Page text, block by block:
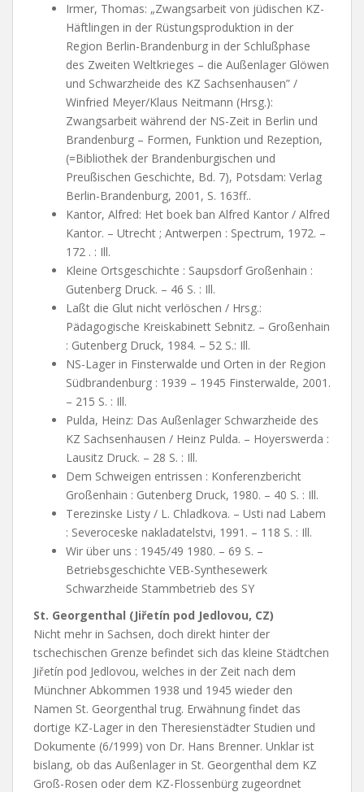
Irmer, Thomas: „Zwangsarbeit von jüdischen KZ-
Häftlingen in der Rüstungsproduktion in der
Region Berlin-Brandenburg in der Schlußphase
des Zweiten Weltkrieges – die Außenlager Glöwen
und Schwarzheide des KZ Sachsenhausen” /
Winfried Meyer/Klaus Neitmann (Hrsg.):
Zwangsarbeit während der NS-Zeit in Berlin und
Brandenburg – Formen, Funktion und Rezeption,
(=Bibliothek der Brandenburgischen und
Preußischen Geschichte, Bd. 7), Potsdam: Verlag
Berlin-Brandenburg, 2001, S. 163ff..
Kantor, Alfred: Het boek ban Alfred Kantor / Alfred
Kantor. – Utrecht ; Antwerpen : Spectrum, 1972. –
172 . : Ill.
Kleine Ortsgeschichte : Saupsdorf Großenhain :
Gutenberg Druck. – 46 S. : Ill.
Laßt die Glut nicht verlöschen / Hrsg.:
Pädagogische Kreiskabinett Sebnitz. – Großenhain
: Gutenberg Druck, 1984. – 52 S.: Ill.
NS-Lager in Finsterwalde und Orten in der Region
Südbrandenburg : 1939 – 1945 Finsterwalde, 2001.
– 215 S. : Ill.
Pulda, Heinz: Das Außenlager Schwarzheide des
KZ Sachsenhausen / Heinz Pulda. – Hoyerswerda :
Lausitz Druck. – 28 S. : Ill.
Dem Schweigen entrissen : Konferenzbericht
Großenhain : Gutenberg Druck, 1980. – 40 S. : Ill.
Terezinske Listy / L. Chladkova. – Usti nad Labem
: Severoceske nakladatelstvi, 1991. – 118 S. : Ill.
Wir über uns : 1945/49 1980. – 69 S. –
Betriebsgeschichte VEB-Synthesewerk
Schwarzheide Stammbetrieb des SY
St. Georgenthal (Jiřetín pod Jedlovou, CZ)
Nicht mehr in Sachsen, doch direkt hinter der
tschechischen Grenze befindet sich das kleine Städtchen
Jiřetín pod Jedlovou, welches in der Zeit nach dem
Münchner Abkommen 1938 und 1945 wieder den
Namen St. Georgenthal trug. Erwähnung findet das
dortige KZ-Lager in den Theresienstädter Studien und
Dokumente (6/1999) von Dr. Hans Brenner. Unklar ist
bislang, ob das Außenlager in St. Georgenthal dem KZ
Groß-Rosen oder dem KZ-Flossenbürg zugeordnet